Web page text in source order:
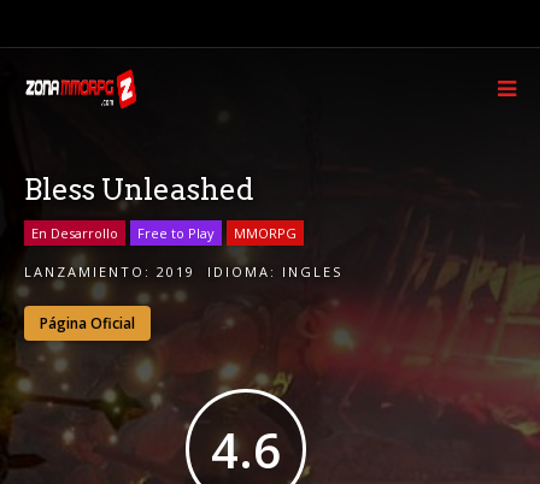
Bless Unleashed
En Desarrollo Free to Play MMORPG
LANZAMIENTO: 2019 IDIOMA: INGLES
Página Oficial
4.6